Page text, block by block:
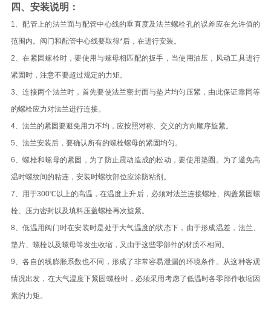
四、安装说明：
1、配管上的法兰面与配管中心线的垂直度及法兰螺栓孔的误差应在允许值的
范围内。阀门和配管中心线要取得*后，在进行安装。
2、在紧固螺栓时，要使用与螺母相匹配的扳手，当使用油压，风动工具进行
紧固时，注意不要超过规定的力矩。
3、连接两个法兰时，首先要使法兰密封面与垫片均匀压紧，由此保证靠同等
的螺栓应力对法兰进行连接。
4、法兰的紧固要避免用力不均，应按照对称、交义的方向顺序旋紧。
5、法兰安装后，要确认所有的螺栓螺母的紧固均匀。
6、螺栓和螺母的紧固，为了防止震动造成的松动，要使用垫圈。为了避免高
温时螺纹间的粘连，安装时螺纹部位应涂防粘剂。
7、用于300℃以上的高温，在温度上升后，必须对法兰连接螺栓、阀盖紧固螺
栓、压力密封以及填料压盖螺栓再次旋紧。
8、低温用阀门时在安装时是处于大气温度的状态下，由于形成温差，法兰、
垫片、螺栓以及螺母等发生收缩，又由于这些零部件的材质不相同。
9、各自的线膨胀系数也不同，形成了非常容易泄漏的环境条件。从这种客观
情况出发，在大气温度下紧固螺栓时，必须采用考虑了低温时各零部件收缩因
素的力矩。